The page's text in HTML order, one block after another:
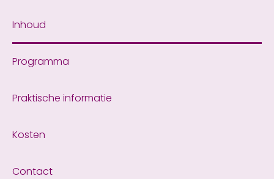
Inhoud
Programma
Praktische informatie
Kosten
Contact